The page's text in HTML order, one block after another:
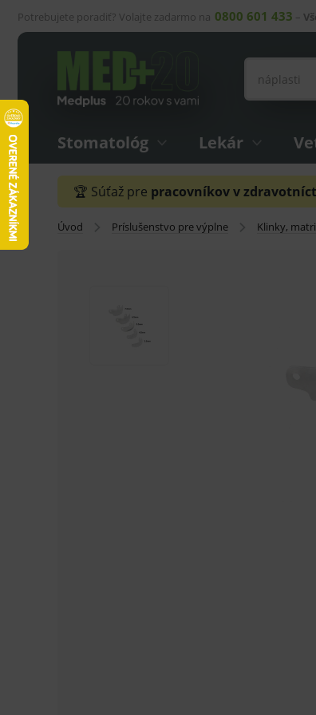
Potrebujete poradiť? Volajte zadarmo na 0800 601 433 –
Stomatológ Lekár
🏆 Súťaž pre pracovníkov v
Úvod Príslušenstvo pre výplne Klinky,